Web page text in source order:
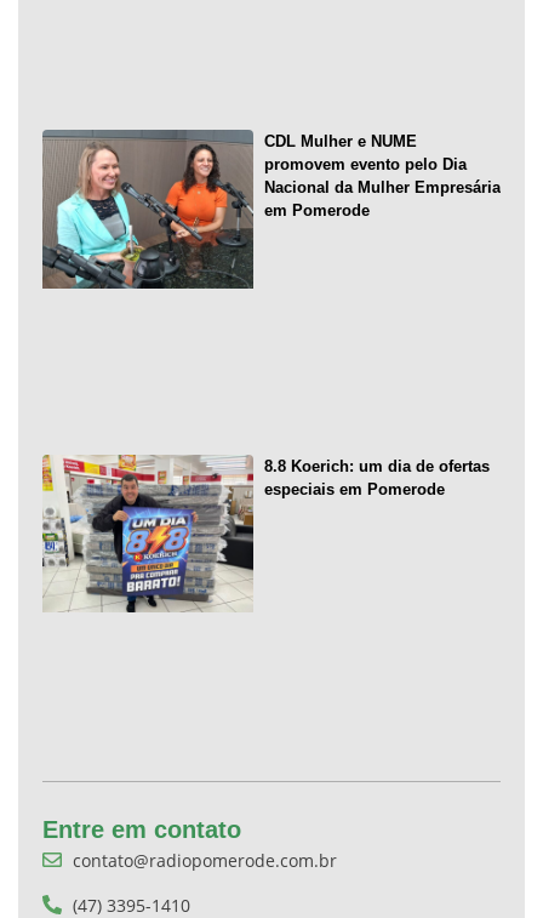
CDL Mulher e NUME
promovem evento pelo Dia
Nacional da Mulher Empresária
em Pomerode
8.8 Koerich: um dia de ofertas
especiais em Pomerode
Entre em contato
contato@radiopomerode.com.br
(47) 3395-1410